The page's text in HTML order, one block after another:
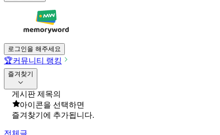
로그인을 해주세요
🏆커뮤니티 랭킹
즐겨찾기
게시판 제목의
아이콘을 선택하면
즐겨찾기에 추가됩니다.
전체글